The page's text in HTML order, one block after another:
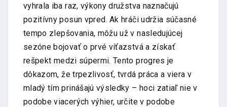
vyhrala iba raz, výkony družstva naznačujú
pozitívny posun vpred. Ak hráči udržia súčasné
tempo zlepšovania, môžu už v nasledujúcej
sezóne bojovať o prvé víťazstvá a získať
rešpekt medzi súpermi. Tento progres je
dôkazom, že trpezlivosť, tvrdá práca a viera v
mladý tím prinášajú výsledky – hoci zatiaľ nie v
podobe viacerých výhier, určite v podobe